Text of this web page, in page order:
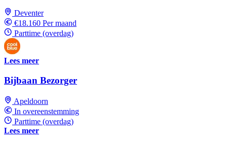
Deventer
€18.160 Per maand
Parttime (overdag)
Lees meer
Bijbaan Bezorger
Apeldoorn
In overeenstemming
Parttime (overdag)
Lees meer